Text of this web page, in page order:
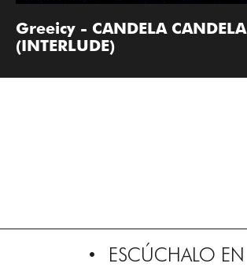
Greeicy - CANDELA CANDELA
(INTERLUDE)
ESCÚCHALO EN